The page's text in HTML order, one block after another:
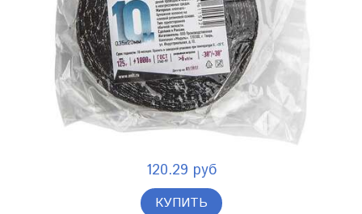
120.29 руб
КУПИТЬ